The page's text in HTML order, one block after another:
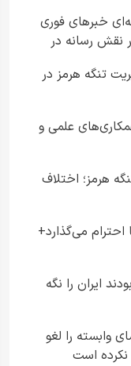
خبرهای فوری
نقش رسانه در
تنگه هرمز در
علمی و
هرمز؛ اختلاف
احترام می‌گذارد+
ایران را نگه
وابسته را لغو
نکرده است